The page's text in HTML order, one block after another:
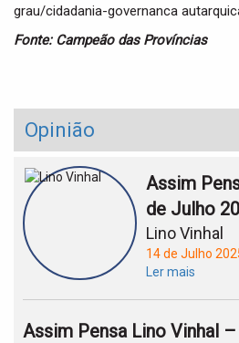
grau/cidadania-governanca
Fonte: Campeão das Províncias
Opinião
Assim
de Julho
Lino Vinhal
14 de Julho
Ler mais
Assim Pensa Lino Vinhal